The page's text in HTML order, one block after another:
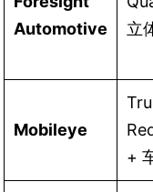
Automotive
立
Mobileye
+